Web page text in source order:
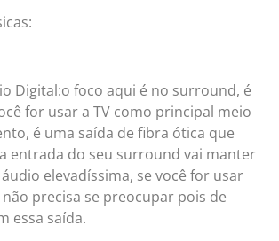
Digital:o foco aqui é no surround, é
for usar a TV como principal meio
é uma saída de fibra ótica que
entrada do seu surround vai manter
elevadíssima, se você for usar
precisa se preocupar pois de
essa saída.